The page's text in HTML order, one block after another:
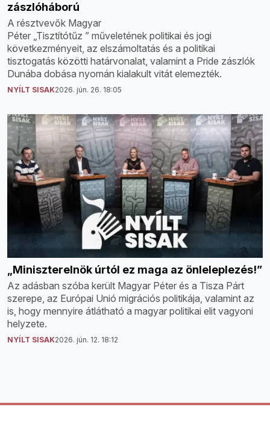
zászlóháború
A résztvevők Magyar
Péter „Tisztítótűz ” műveletének politikai és jogi
következményeit, az elszámoltatás és a politikai
tisztogatás közötti határvonalat, valamint a Pride zászlók
Dunába dobása nyomán kialakult vitát elemezték.
NYÍLT SISAK2026. jún. 26. 18:05
„Miniszterelnök úrtól ez maga az önleleplezés!”
Az adásban szóba került Magyar Péter és a Tisza Párt
szerepe, az Európai Unió migrációs politikája, valamint az
is, hogy mennyire átlátható a magyar politikai elit vagyoni
helyzete.
NYÍLT SISAK2026. jún. 12. 18:12